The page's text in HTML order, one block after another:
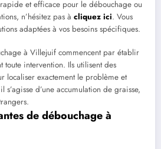
et efficace pour le débouchage ou
n’hésitez pas à cliquez ici. Vous
adaptées à vos besoins spécifiques.
à Villejuif commencent par établir
toute intervention. Ils utilisent des
localiser exactement le problème et
s’agisse d’une accumulation de graisse,
de débouchage à